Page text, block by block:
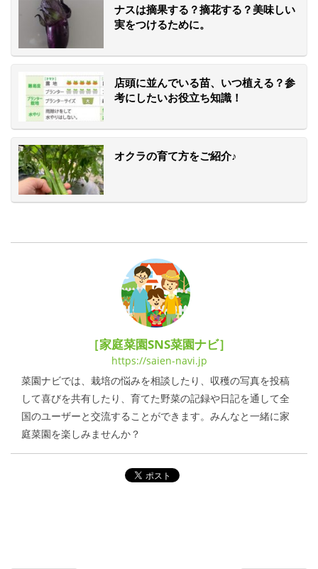
ナスは摘果する？摘花する？美味しい
実をつけるために。
店頭に並んでいる苗、いつ植える？参
考にしたいお役立ち知識！
オクラの育て方をご紹介♪
［家庭菜園SNS菜園ナビ］
https://saien-navi.jp
菜園ナビでは、栽培の悩みを相談したり、収穫の写真を投稿
して喜びを共有したり、育てた野菜の記録や日記を通して全
国のユーザーと交流することができます。みんなと一緒に家
庭菜園を楽しみませんか？